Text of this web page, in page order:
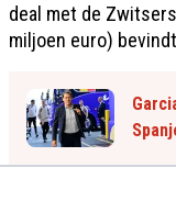
deal met de
miljoen euro)